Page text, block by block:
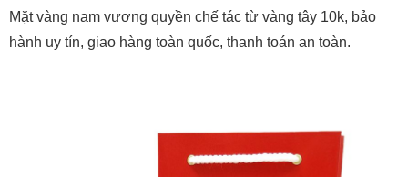
Mặt vàng nam vương quyền chế tác từ vàng tây 10k, bảo
hành uy tín, giao hàng toàn quốc, thanh toán an toàn.